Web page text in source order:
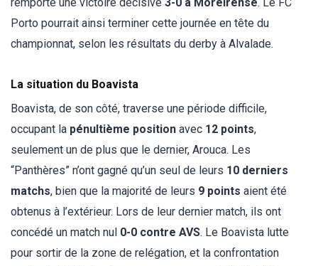
Porto pourrait ainsi terminer cette journée en tête du
championnat, selon les résultats du derby à Alvalade.
La situation du Boavista
Boavista, de son côté, traverse une période difficile,
occupant la pénultième position avec 12 points,
seulement un de plus que le dernier, Arouca. Les
“Panthères” n’ont gagné qu’un seul de leurs 10 derniers
matchs, bien que la majorité de leurs 9 points aient été
obtenus à l’extérieur. Lors de leur dernier match, ils ont
concédé un match nul 0-0 contre AVS. Le Boavista lutte
pour sortir de la zone de relégation, et la confrontation